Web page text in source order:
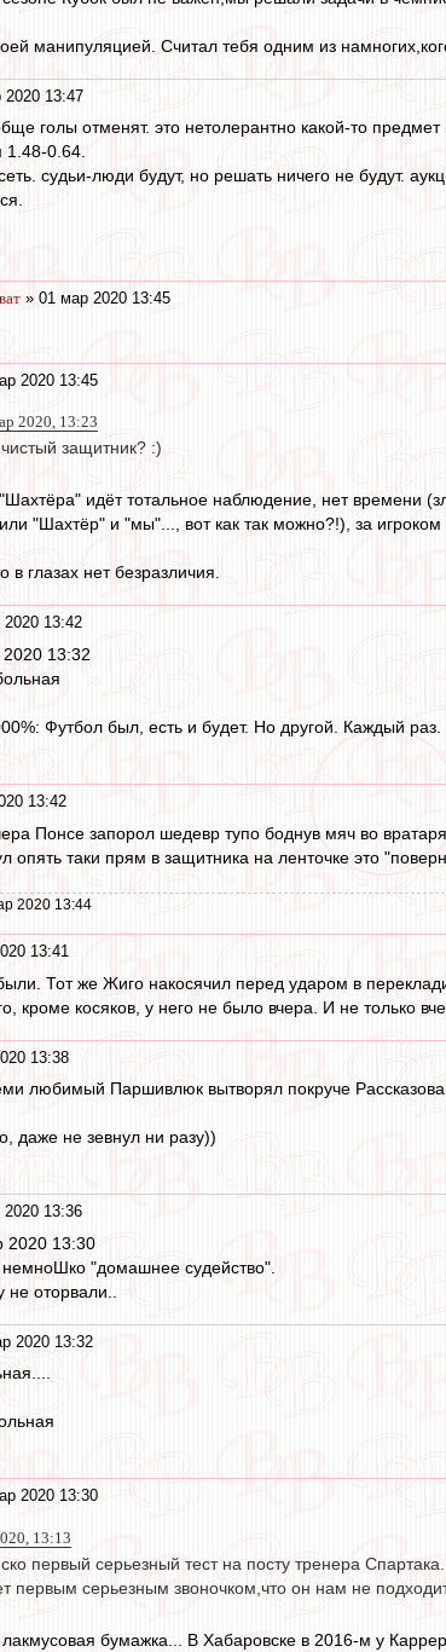
манипуляцией. Считал тебя одним из
2020 13:47
голы отменят. это нетолерантно какой-то
1.48-0.64.
судьи-люди будут, но решать ничего не будут.
» 01 мар 2020 13:45
2020 13:45
2020, 13:23
защитник? :)
идёт тотальное наблюдение, нет времени
"Шахтёр" и "мы"..., вот как так можно?!), за игроком
в глазах нет безразличия.
13:42
13:32
Футбол был, есть и будет. Но другой. Каждый раз.
13:42
Понсе запорол шедевр тупо боднув мяч во
таки прям в защитника на ленточке это
2020 13:44
13:41
Тот же Жиго накосячил перед ударом в
кроме косяков, у него не было вчера. И не только
13:38
любимый Паршивлюк вытворял покруче
даже не зевнул ни разу))
13:36
2020 13:30
"домашнее судейство".
не оторвали..
2020 13:32
2020 13:30
13:13
первый серьезный тест на посту тренера
первым серьезным звоночком,что он нам не
бумажка... В Хабаровске в 2016-м у